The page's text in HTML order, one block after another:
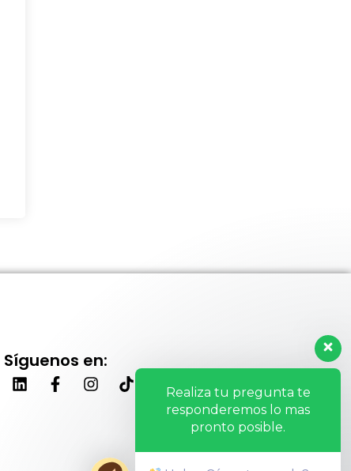
Síguenos en:
Realiza tu pregunta te
responderemos lo mas
pronto posible.